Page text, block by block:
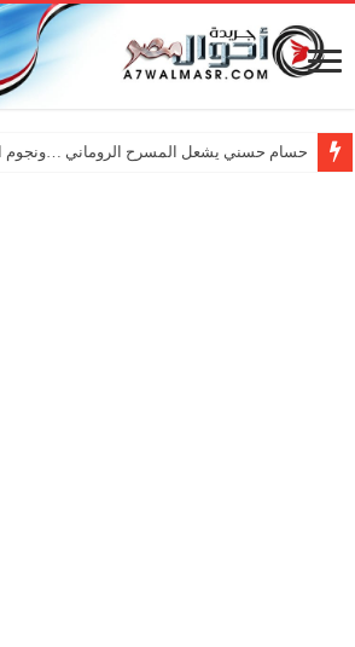
حسام حسني يشعل المسرح الروماني …ونجوم